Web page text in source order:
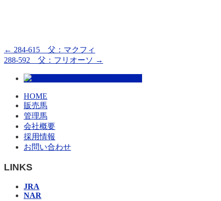
← 284-615 父：マクフィ
288-592 父：フリオーソ →
HOME
販売馬
管理馬
会社概要
採用情報
お問い合わせ
LINKS
JRA
NAR